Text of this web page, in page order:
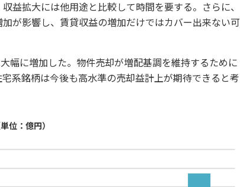
益拡大には他用途と比較して時間を要する。さらに、
が影響し、賃貸収益の増加だけではカバー出来ない可
幅に増加した。物件売却が増配基調を維持するために
系銘柄は今後も高水準の売却益計上が期待できると考
位：億円）